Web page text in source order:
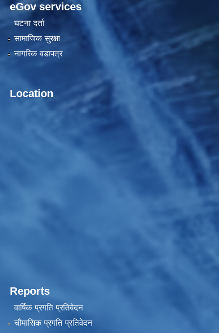
eGov services
घटना दर्ता
सामाजिक सुरक्षा
नागरिक वडापत्र
Location
Reports
वार्षिक प्रगति प्रतिवेदन
चौमासिक प्रगति प्रतिवेदन